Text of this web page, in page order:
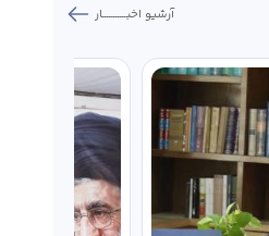
آرشیو اخبـــــــــــار